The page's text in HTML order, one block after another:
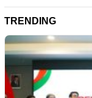
TRENDING